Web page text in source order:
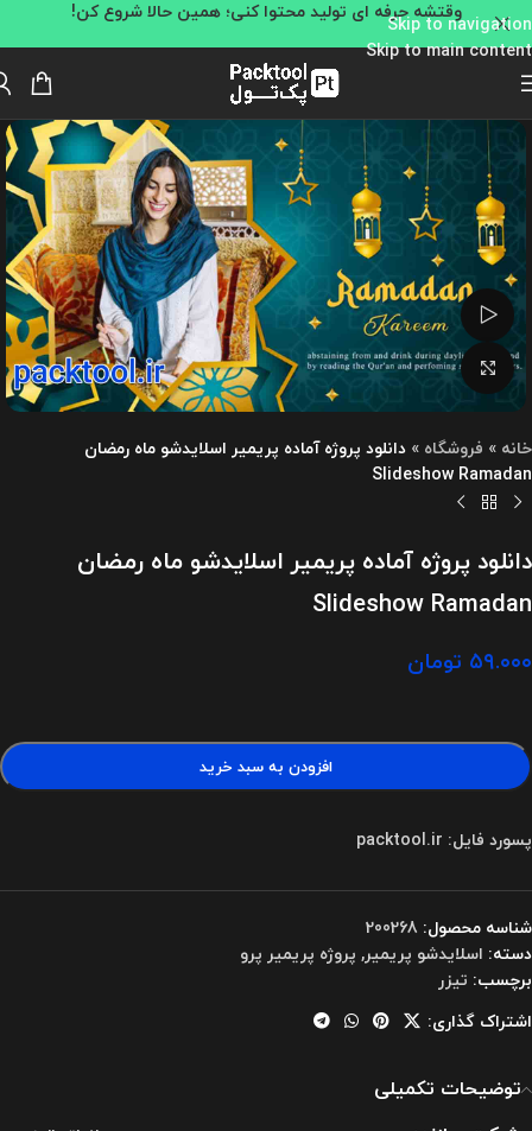
Skip to navigation
Skip to main content
وقتشه حرفه ای تولید محتوا کنی؛ همین حالا شروع کن!
تماشای ویدئو
بزرگنمایی تصویر
خانه » فروشگاه » دانلود پروژه آماده پریمیر اسلایدشو ماه رمضان
Slideshow Ramadan
دانلود پروژه آماده پریمیر اسلایدشو ماه رمضان
Slideshow Ramadan
۵۹.۰۰۰ تومان
افزودن به سبد خرید
پسورد فایل: packtool.ir
شناسه محصول: 200268
دسته: اسلایدشو پریمیر, پروژه پریمیر پرو
برچسب: تیزر
اشتراک گذاری:
توضیحات تکمیلی